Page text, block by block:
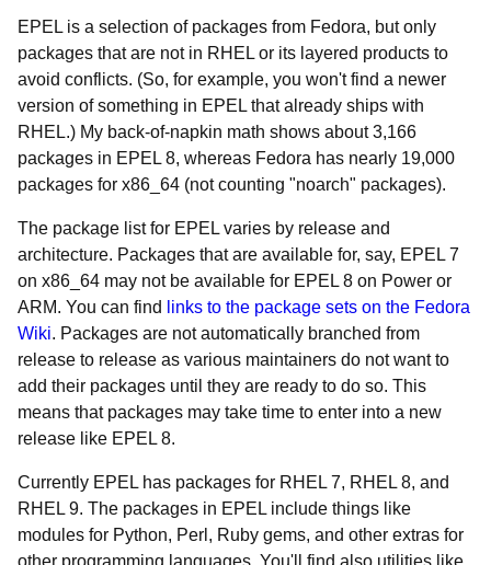
EPEL is a selection of packages from Fedora, but only
packages that are not in RHEL or its layered products to
avoid conflicts. (So, for example, you won't find a newer
version of something in EPEL that already ships with
RHEL.) My back-of-napkin math shows about 3,166
packages in EPEL 8, whereas Fedora has nearly 19,000
packages for x86_64 (not counting "noarch" packages).
The package list for EPEL varies by release and
architecture. Packages that are available for, say, EPEL 7
on x86_64 may not be available for EPEL 8 on Power or
ARM. You can find
links to the package sets on the Fedora
Wiki. Packages are not automatically branched from
release to release as various maintainers do not want to
add their packages until they are ready to do so. This
means that packages may take time to enter into a new
release like EPEL 8.
Currently EPEL has packages for RHEL 7, RHEL 8, and
RHEL 9. The packages in EPEL include things like
modules for Python, Perl, Ruby gems, and other extras for
other programming languages. You'll find also utilities like